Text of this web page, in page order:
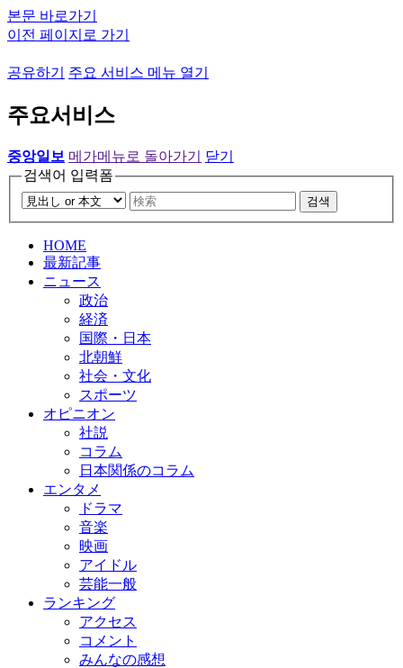
본문 바로가기
이전 페이지로 가기
공유하기 주요 서비스 메뉴 열기
주요서비스
중앙일보 메가메뉴로 돌아가기
닫기
검색어 입력폼
검색
HOME
最新記事
ニュース
政治
経済
国際・日本
北朝鮮
社会・文化
スポーツ
オピニオン
社説
コラム
日本関係のコラム
エンタメ
ドラマ
音楽
映画
アイドル
芸能一般
ランキング
アクセス
コメント
みんなの感想